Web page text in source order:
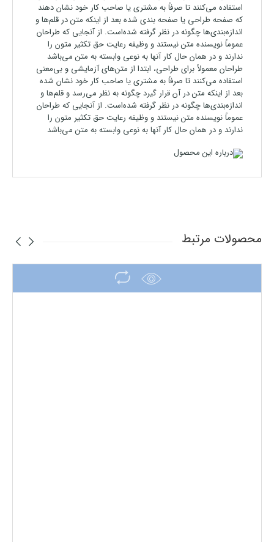
استفاده می‌کنند تا صرفاً به مشتری یا صاحب کار خود نشان دهند
که صفحه طراحی یا صفحه بندی شده بعد از اینکه متن در قلم‌ها و
اندازه‌بندی‌ها چگونه در نظر گرفته شده‌است. از آنجایی که طراحان
عموماً نویسنده متن نیستند و وظیفه رعایت حق تکثیر متون را
ندارند و در همان حال کار آنها به نوعی وابسته به متن می‌باشد
طراحان معمولاً برای طراحی، ابتدا از متن‌های آزمایشی و بی‌معنی
استفاده می‌کنند تا صرفاً به مشتری یا صاحب کار خود نشان شده
بعد از اینکه متن در آن قرار گیرد چگونه به نظر می‌رسد و قلم‌ها و
اندازه‌بندی‌ها چگونه در نظر گرفته شده‌است. از آنجایی که طراحان
عموماً نویسنده متن نیستند و وظیفه رعایت حق تکثیر متون را
ندارند و در همان حال کار آنها به نوعی وابسته به متن می‌باشد
محصولات مرتبط